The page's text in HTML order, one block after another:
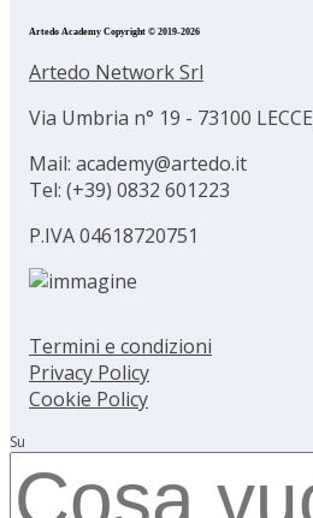
Artedo Academy Copyright © 2019-2026
Artedo Network Srl
Via Umbria n° 19 - 73100 LECCE
Mail: academy@artedo.it
Tel: (+39) 0832 601223
P.IVA 04618720751
Termini e condizioni
Privacy Policy
Cookie Policy
Su